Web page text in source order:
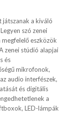
játszanak a kiváló
szó zenei
eszközök
zenei stúdió alapjai
és
mikrofonok,
audio interfészek,
és digitális
a
LED-lámpák